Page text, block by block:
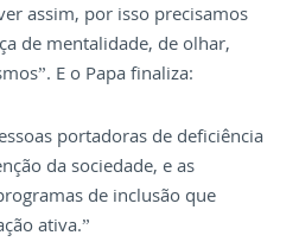
assim, por isso precisamos
de mentalidade, de olhar,
E o Papa finaliza:
portadoras de deficiência
da sociedade, e as
de inclusão que
ativa.”